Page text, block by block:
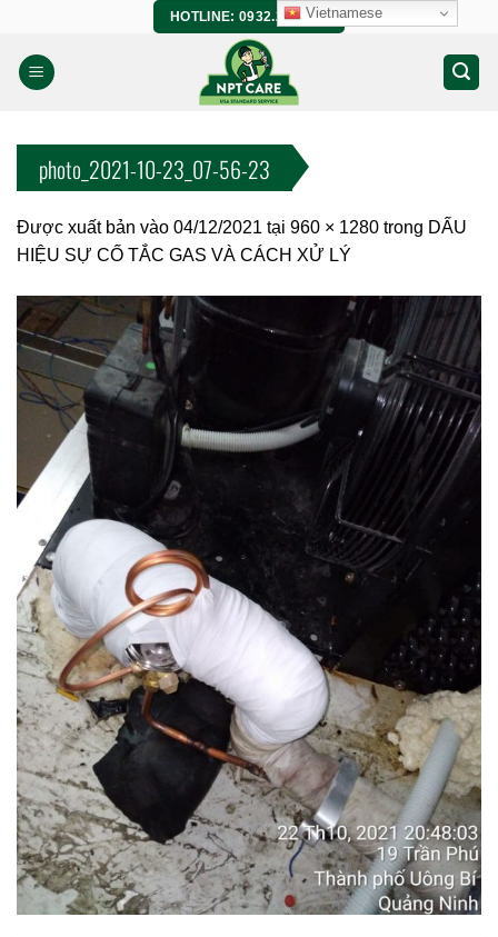
nội
dung
HOTLINE: 0932.266.458
photo_2021-10-23_07-56-23
Được xuất bản vào 04/12/2021 tại 960 × 1280 trong DẤU
HIỆU SỰ CỐ TẮC GAS VÀ CÁCH XỬ LÝ
Vietnamese